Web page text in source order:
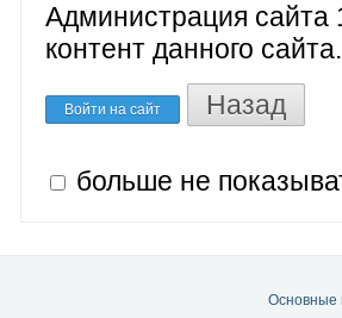
Администрация сайта
контент данного сайта.
Войти на сайт Назад
больше не
Основные